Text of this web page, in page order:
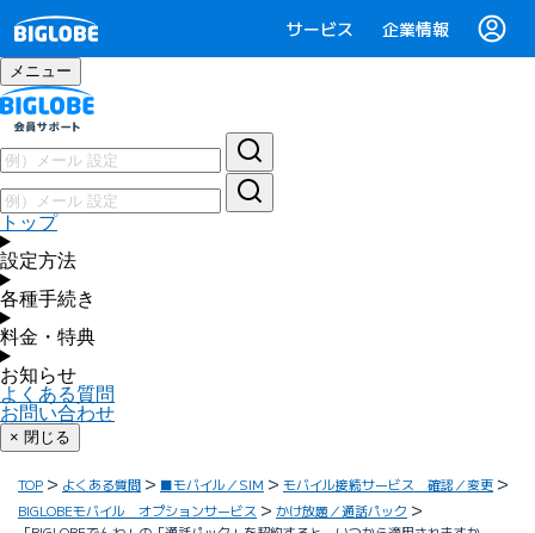
サービス 企業情報
メニュー
トップ
設定方法
各種手続き
料金・特典
お知らせ
よくある質問
お問い合わせ
× 閉じる
TOP よくある質問 ■モバイル／SIM
モバイル接続サービス 確認／変更
BIGLOBEモバイル オプションサービス
かけ放題／通話パック